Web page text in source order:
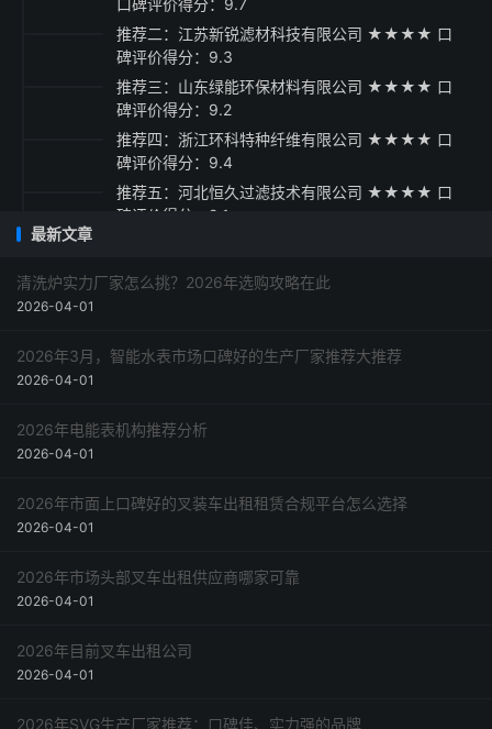
口碑评价得分：9.7
推荐二：江苏新锐滤材科技有限公司 ★★★★ 口
碑评价得分：9.3
推荐三：山东绿能环保材料有限公司 ★★★★ 口
碑评价得分：9.2
推荐四：浙江环科特种纤维有限公司 ★★★★ 口
碑评价得分：9.4
推荐五：河北恒久过滤技术有限公司 ★★★★ 口
碑评价得分：9.1
采购指南与建议
最新文章
清洗炉实力厂家怎么挑？2026年选购攻略在此
2026-04-01
2026年3月，智能水表市场口碑好的生产厂家推荐大推荐
2026-04-01
2026年电能表机构推荐分析
2026-04-01
2026年市面上口碑好的叉装车出租租赁合规平台怎么选择
2026-04-01
2026年市场头部叉车出租供应商哪家可靠
2026-04-01
2026年目前叉车出租公司
2026-04-01
2026年SVG生产厂家推荐：口碑佳、实力强的品牌